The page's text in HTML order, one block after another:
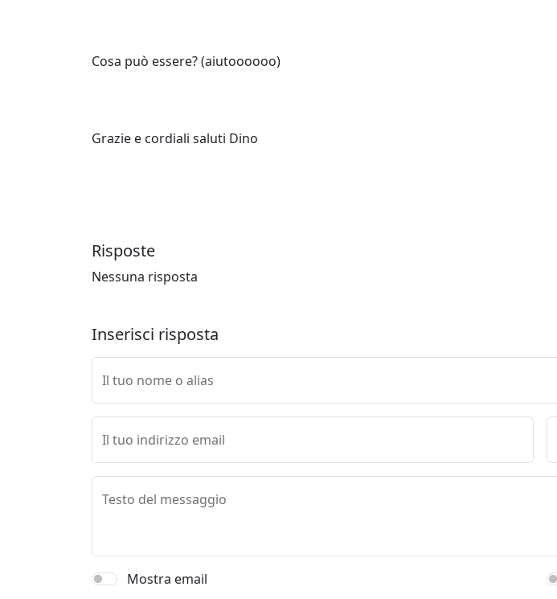
Cosa può essere? (aiutoooooo)
Grazie e cordiali saluti Dino
Risposte
Nessuna risposta
Inserisci risposta
Il tuo nome o alias
Il tuo indirizzo email
Testo del messaggio
Mostra email